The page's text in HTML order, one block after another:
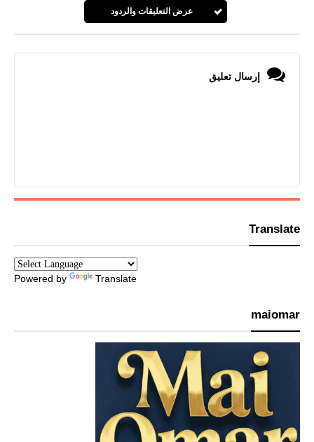
عرض التعليقات والردود
إرسال تعليق
Translate
Powered by Translate
maiomar